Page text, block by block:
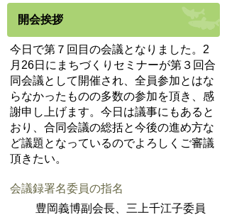
開会挨拶
今日で第７回目の会議となりました。2
月26日にまちづくりセミナーが第３回合
同会議として開催され、全員参加とはな
らなかったものの多数の参加を頂き、感
謝申し上げます。今日は議事にもあると
おり、合同会議の総括と今後の進め方な
ど議題となっているのでよろしくご審議
頂きたい。
会議録署名委員の指名
豊岡義博副会長、三上千江子委員